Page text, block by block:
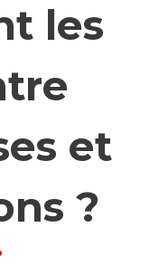
les
et
?